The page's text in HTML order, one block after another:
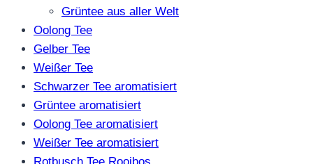
Grüntee aus aller Welt
Oolong Tee
Gelber Tee
Weißer Tee
Schwarzer Tee aromatisiert
Grüntee aromatisiert
Oolong Tee aromatisiert
Weißer Tee aromatisiert